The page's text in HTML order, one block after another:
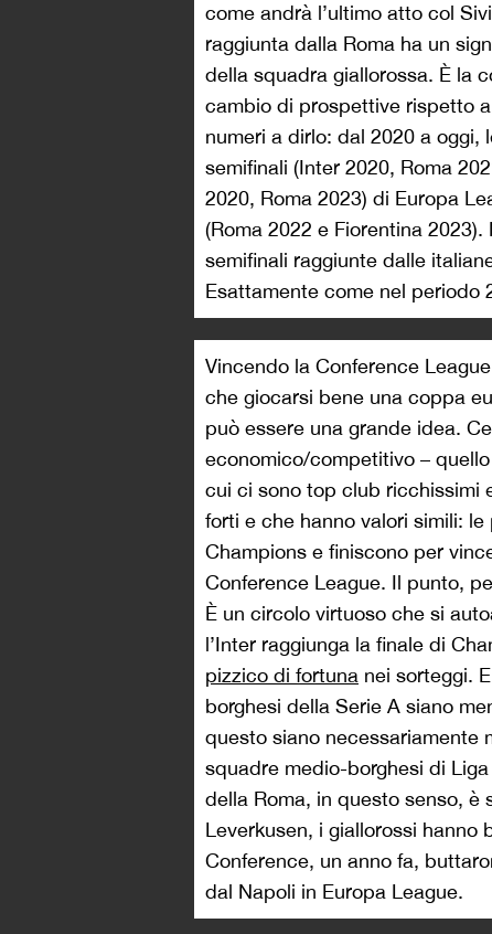
come andrà l’ultimo atto col
raggiunta dalla Roma ha un
della squadra giallorossa. È la
cambio di prospettive rispetto
numeri a dirlo: dal 2020 a
semifinali (Inter 2020, Roma
2020, Roma 2023) di Europa
(Roma 2022 e Fiorentina
semifinali raggiunte dalle
Esattamente come nel periodo
Vincendo la Conference
che giocarsi bene una coppa
può essere una grande idea.
economico/competitivo –
cui ci sono top club ricchissimi
forti e che hanno valori simili:
Champions e finiscono per
Conference League. Il punto,
È un circolo virtuoso che si
l’Inter raggiunga la finale di
pizzico di fortuna nei sorteggi.
borghesi della Serie A siano
questo siano necessariamente
squadre medio-borghesi di
della Roma, in questo senso, è
Leverkusen, i giallorossi hanno
Conference, un anno fa,
dal Napoli in Europa League.